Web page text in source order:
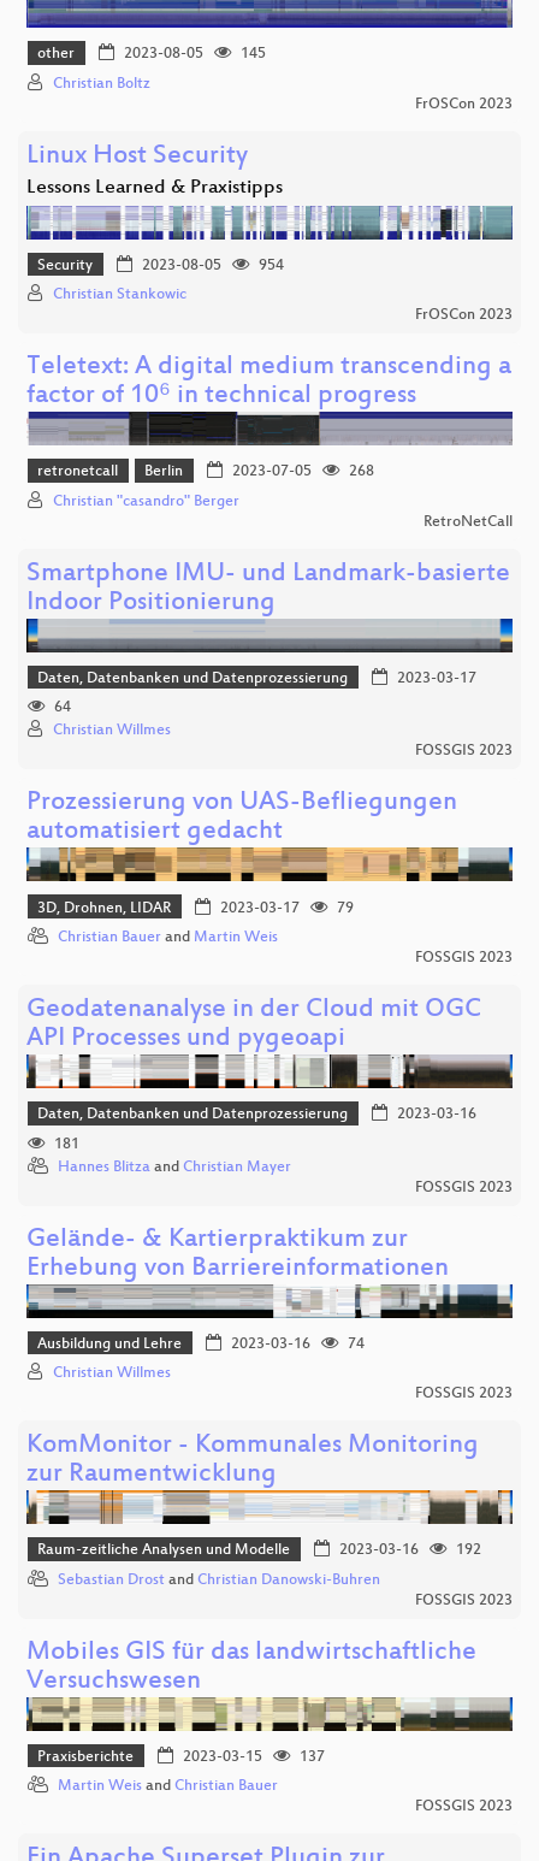
other 2023-08-05
145
Christian Boltz
FrOSCon 2023
Linux Host Security
Lessons Learned & Praxistipps
Security 2023-08-05
954
Christian Stankowic
FrOSCon 2023
Teletext: A digital medium transcending a
factor of 10⁶ in technical progress
retronetcall Berlin 2023-07-05
268
Christian "casandro" Berger
RetroNetCall
Smartphone IMU- und Landmark-basierte
Indoor Positionierung
Daten, Datenbanken und Datenprozessierung
2023-03-17
64
Christian Willmes
FOSSGIS 2023
Prozessierung von UAS-Befliegungen
automatisiert gedacht
3D, Drohnen, LIDAR 2023-03-17
79
Christian Bauer and Martin Weis
FOSSGIS 2023
Geodatenanalyse in der Cloud mit OGC
API Processes und pygeoapi
Daten, Datenbanken und Datenprozessierung
2023-03-16
181
Hannes Blitza and Christian Mayer
FOSSGIS 2023
Gelände- & Kartierpraktikum zur
Erhebung von Barriereinformationen
Ausbildung und Lehre 2023-03-16
74
Christian Willmes
FOSSGIS 2023
KomMonitor - Kommunales Monitoring
zur Raumentwicklung
Raum-zeitliche Analysen und Modelle 2023-03-16
192
Sebastian Drost and Christian Danowski-Buhren
FOSSGIS 2023
Mobiles GIS für das landwirtschaftliche
Versuchswesen
Praxisberichte 2023-03-15
137
Martin Weis and Christian Bauer
FOSSGIS 2023